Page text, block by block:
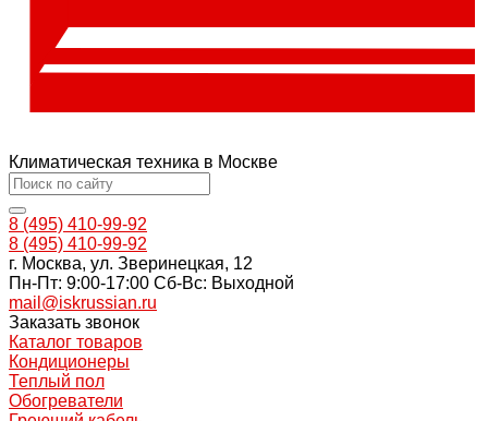
Климатическая техника в Москве
8 (495) 410-99-92
8 (495) 410-99-92
г. Москва, ул. Зверинецкая, 12
Пн-Пт: 9:00-17:00 Cб-Вс: Выходной
mail@iskrussian.ru
Заказать звонок
Каталог товаров
Кондиционеры
Теплый пол
Обогреватели